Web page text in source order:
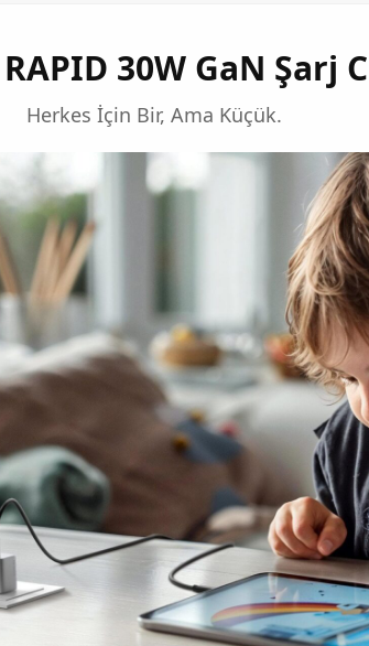
30W GaN Şarj
Herkes İçin Bir, Ama Küçük.